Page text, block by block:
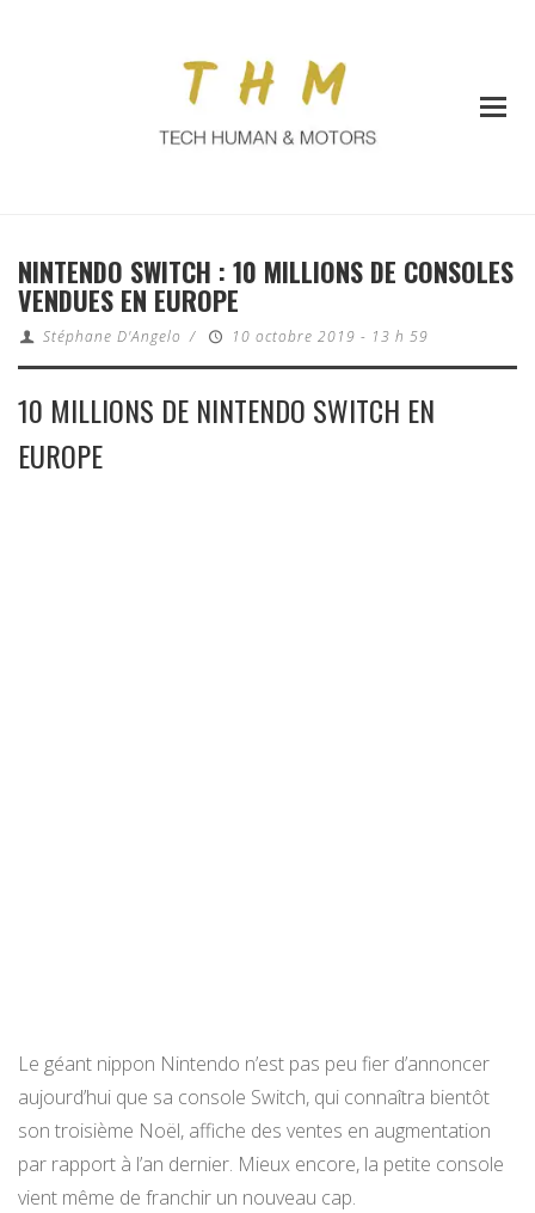
NINTENDO SWITCH : 10 MILLIONS DE CONSOLES
VENDUES EN EUROPE
Stéphane D'Angelo / 10 octobre 2019 - 13 h 59
10 MILLIONS DE NINTENDO SWITCH EN
EUROPE
Le géant nippon Nintendo n’est pas peu fier d’annoncer
aujourd’hui que sa console Switch, qui connaîtra bientôt
son troisième Noël, affiche des ventes en augmentation
par rapport à l’an dernier. Mieux encore, la petite console
vient même de franchir un nouveau cap.